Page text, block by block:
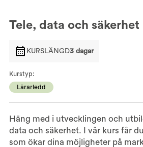
Tele, data och säkerhet
Kurstyp:
Lärarledd
KURSLÄNGD3 dagar
Häng med i utvecklingen och
data och säkerhet. I vår kurs får
som ökar dina möjligheter på